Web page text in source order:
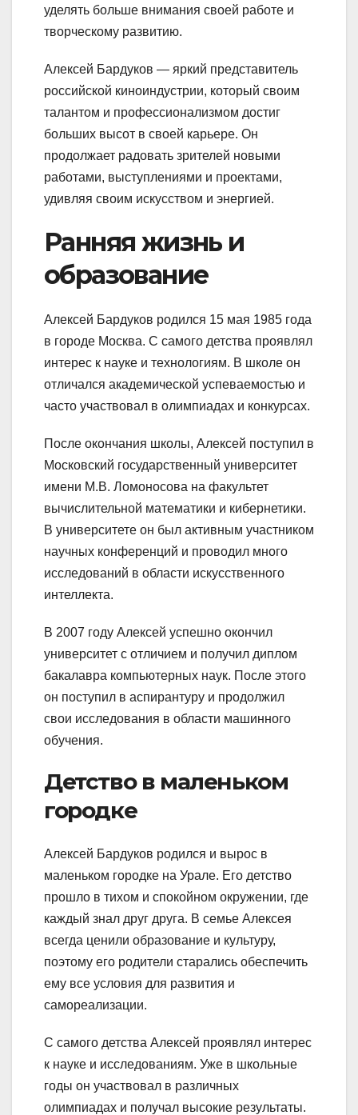
уделять больше внимания своей работе и
творческому развитию.
Алексей Бардуков — яркий представитель
российской киноиндустрии, который своим
талантом и профессионализмом достиг
больших высот в своей карьере. Он
продолжает радовать зрителей новыми
работами, выступлениями и проектами,
удивляя своим искусством и энергией.
Ранняя жизнь и
образование
Алексей Бардуков родился 15 мая 1985 года
в городе Москва. С самого детства проявлял
интерес к науке и технологиям. В школе он
отличался академической успеваемостью и
часто участвовал в олимпиадах и конкурсах.
После окончания школы, Алексей поступил в
Московский государственный университет
имени М.В. Ломоносова на факультет
вычислительной математики и кибернетики.
В университете он был активным участником
научных конференций и проводил много
исследований в области искусственного
интеллекта.
В 2007 году Алексей успешно окончил
университет с отличием и получил диплом
бакалавра компьютерных наук. После этого
он поступил в аспирантуру и продолжил
свои исследования в области машинного
обучения.
Детство в маленьком
городке
Алексей Бардуков родился и вырос в
маленьком городке на Урале. Его детство
прошло в тихом и спокойном окружении, где
каждый знал друг друга. В семье Алексея
всегда ценили образование и культуру,
поэтому его родители старались обеспечить
ему все условия для развития и
самореализации.
С самого детства Алексей проявлял интерес
к науке и исследованиям. Уже в школьные
годы он участвовал в различных
олимпиадах и получал высокие результаты.